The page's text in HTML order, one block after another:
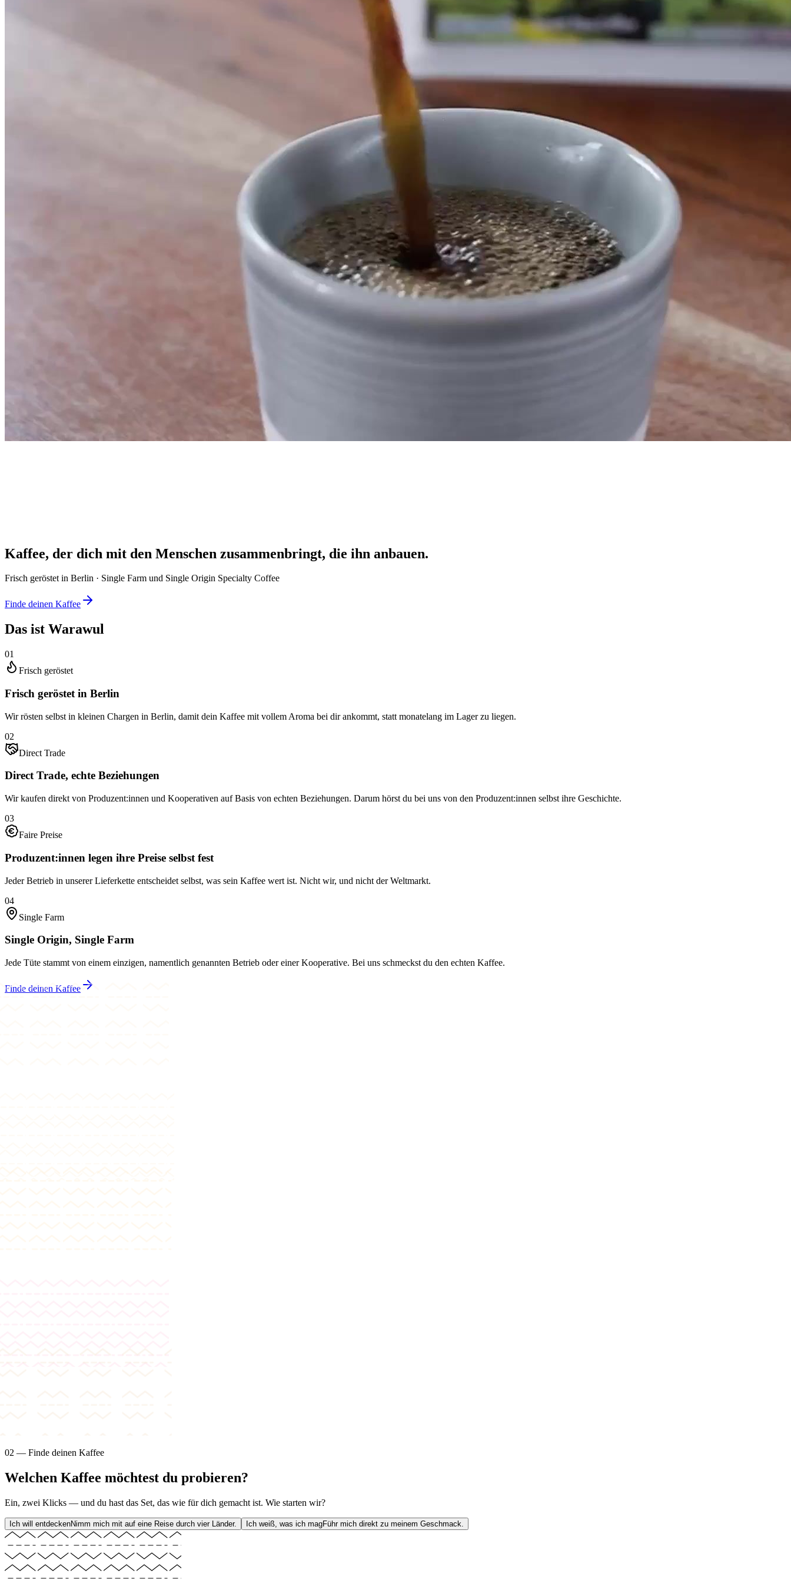
Kaffee, der dich mit den Menschen zusammenbringt, die ihn anbauen.
Frisch geröstet in Berlin · Single Farm und Single Origin Specialty Coffee
Finde deinen Kaffee
Das ist Warawul
01
Frisch geröstet
Frisch geröstet in Berlin
Wir rösten selbst in kleinen Chargen in Berlin, damit dein Kaffee mit vollem Aroma bei dir ankommt, statt monatelang im Lager zu liegen.
02
Direct Trade
Direct Trade, echte Beziehungen
Wir kaufen direkt von Produzent:innen und Kooperativen auf Basis von echten Beziehungen. Darum hörst du bei uns von den Produzent:innen selbst ihre Geschichte.
03
Faire Preise
Produzent:innen legen ihre Preise selbst fest
Jeder Betrieb in unserer Lieferkette entscheidet selbst, was sein Kaffee wert ist. Nicht wir, und nicht der Weltmarkt.
04
Single Farm
Single Origin, Single Farm
Jede Tüte stammt von einem einzigen, namentlich genannten Betrieb oder einer Kooperative. Bei uns schmeckst du den echten Kaffee.
Finde deinen Kaffee
02 — Finde deinen Kaffee
Welchen Kaffee möchtest du probieren?
Ein, zwei Klicks — und du hast das Set, das wie für dich gemacht ist. Wie starten wir?
Ich will entdeckenNimm mich mit auf eine Reise durch vier Länder. Ich weiß, was ich magFühr mich direkt zu meinem Geschmack.